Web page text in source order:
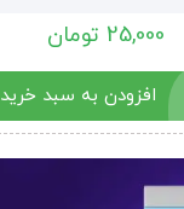
25,000 تومان
افزودن به سبد خرید